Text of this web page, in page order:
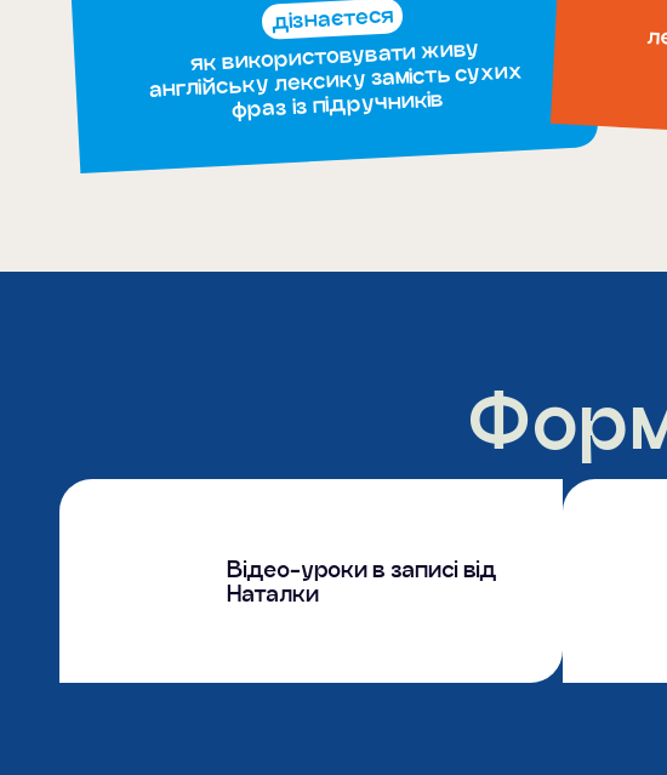
дізнаєтеся
як використовувати живу
англійську лексику замість сухих
фраз із підручників
Відео-уроки в записі від
Наталки